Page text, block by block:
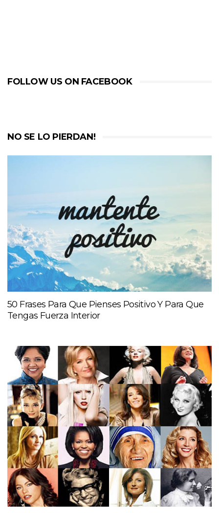
FOLLOW US ON FACEBOOK
NO SE LO PIERDAN!
50 Frases Para Que Pienses Positivo Y Para Que
Tengas Fuerza Interior